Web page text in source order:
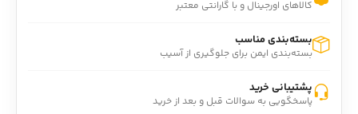
کالاهای اورجینال و با گارانتی معتبر
بسته‌بندی مناسب
بسته‌بندی ایمن برای جلوگیری از آسیب
پشتیبانی خرید
پاسخگویی به سوالات قبل و بعد از خرید